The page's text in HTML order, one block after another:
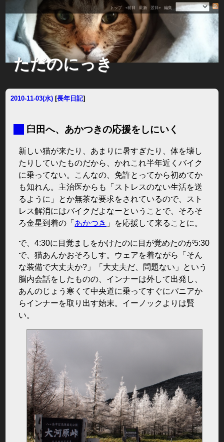
トップ «前日 最新 翌日» 編集
ただのにっき
2010-11-03(水) [長年日記]
臼田へ、あかつきの応援をしにいく
新しい猫が来たり、あまりに暑すぎたり、体を壊し
たりしていたものだから、かれこれ半年近くバイク
に乗ってない。こんなの、免許とってから初めてか
も知れん。主治医からも「ストレスのない生活を送
るように」とか無茶な要求をされているので、スト
レス解消にはバイクだよなーということで、そろそ
ろ金星到着の「 あかつき 」を応援して来ることに。
で、4:30に目覚ましをかけたのに目が覚めたのが5:30
で、猫あんかおそろしす。ウェアを着ながら「そん
な装備で大丈夫か?」「大丈夫だ、問題ない」という
脳内会話をしたものの、インナーは外して出発し、
あんのじょう寒くて中央道に乗ってすぐにパニアか
らインナーを取り出す始末。イーノックよりは賢
い。